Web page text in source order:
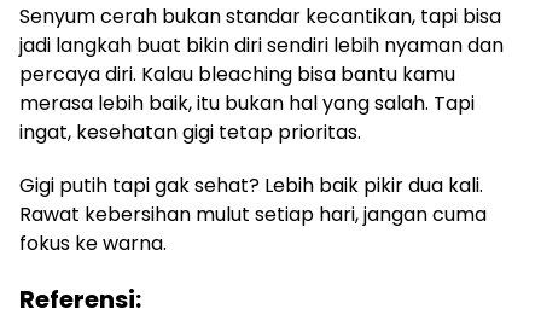
Senyum cerah bukan standar kecantikan, tapi bisa
jadi langkah buat bikin diri sendiri lebih nyaman dan
percaya diri. Kalau bleaching bisa bantu kamu
merasa lebih baik, itu bukan hal yang salah. Tapi
ingat, kesehatan gigi tetap prioritas.
Gigi putih tapi gak sehat? Lebih baik pikir dua kali.
Rawat kebersihan mulut setiap hari, jangan cuma
fokus ke warna.
Referensi: